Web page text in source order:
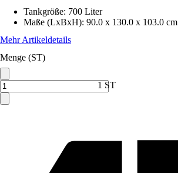
Tankgröße: 700 Liter
Maße (LxBxH): 90.0 x 130.0 x 103.0 cm
Mehr Artikeldetails
Menge (ST)
1 ST